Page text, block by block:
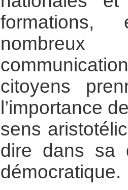
citoyens
l’importance
sens
dire dans sa
démocratique.